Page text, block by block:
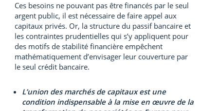
Ces besoins ne pouvant pas être financés par le seul
argent public, il est nécessaire de faire appel aux
capitaux privés. Or, la structure du passif bancaire et
les contraintes prudentielles qui s’y appliquent pour
des motifs de stabilité financière empêchent
mathématiquement d’envisager leur couverture par
le seul crédit bancaire.
L’union des marchés de capitaux est une
condition indispensable à la mise en œuvre de la